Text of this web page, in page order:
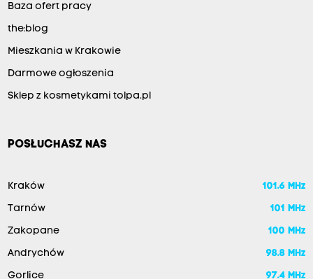
Baza ofert pracy
the:blog
Mieszkania w Krakowie
Darmowe ogłoszenia
Sklep z kosmetykami tolpa.pl
POSŁUCHASZ NAS
Kraków 101.6 MHz
Tarnów 101 MHz
Zakopane 100 MHz
Andrychów 98.8 MHz
Gorlice 97.4 MHz